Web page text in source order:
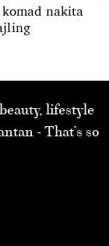
nakita
lifestyle
- That’s so